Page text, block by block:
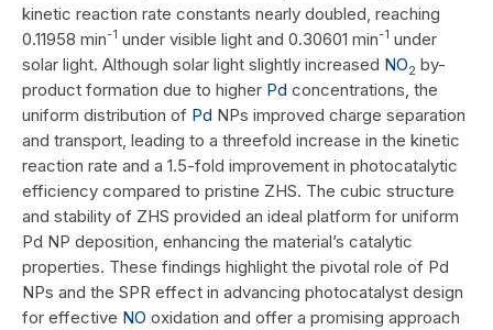
kinetic reaction rate constants nearly doubled, reaching
0.11958 min-1 under visible light and 0.30601 min-1 under
solar light. Although solar light slightly increased NO2 by-
product formation due to higher Pd concentrations, the
uniform distribution of Pd NPs improved charge separation
and transport, leading to a threefold increase in the kinetic
reaction rate and a 1.5-fold improvement in photocatalytic
efficiency compared to pristine ZHS. The cubic structure
and stability of ZHS provided an ideal platform for uniform
Pd NP deposition, enhancing the material’s catalytic
properties. These findings highlight the pivotal role of Pd
NPs and the SPR effect in advancing photocatalyst design
for effective NO oxidation and offer a promising approach